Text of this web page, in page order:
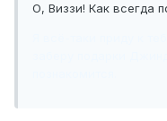
О, Виззи! Как всегда